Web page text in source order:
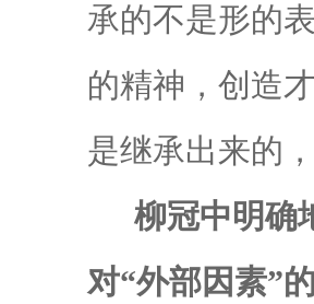
承的不是形的
的精神，创造
是继承出来的
柳冠中明确
对“外部因素”